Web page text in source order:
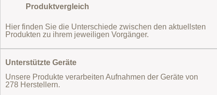
Produktvergleich
Hier finden Sie die Unterschiede zwischen den aktuellsten
Produkten zu ihrem jeweiligen Vorgänger.
Unterstützte Geräte
Unsere Produkte verarbeiten Aufnahmen der Geräte von
278 Herstellern.